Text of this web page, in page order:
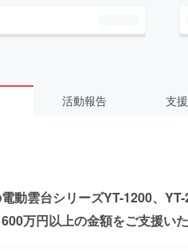
活動報告 支
動雲台シリーズYT-1200、
万円以上の金額をご支援い